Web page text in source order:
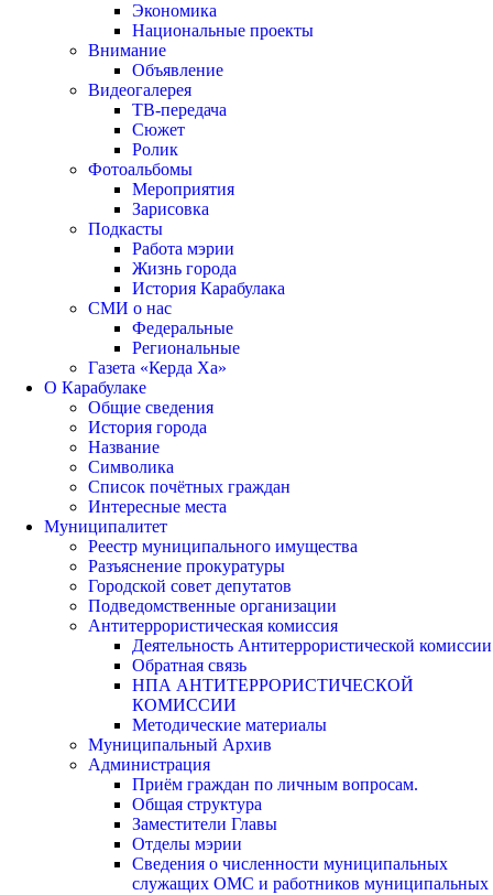
Экономика
Национальные проекты
Внимание
Объявление
Видеогалерея
ТВ-передача
Сюжет
Ролик
Фотоальбомы
Мероприятия
Зарисовка
Подкасты
Работа мэрии
Жизнь города
История Карабулака
СМИ о нас
Федеральные
Региональные
Газета «Керда Ха»
О Карабулаке
Общие сведения
История города
Название
Символика
Список почётных граждан
Интересные места
Муниципалитет
Реестр муниципального имущества
Разъяснение прокуратуры
Городской совет депутатов
Подведомственные организации
Антитеррористическая комиссия
Деятельность Антитеррористической комиссии
Обратная связь
НПА АНТИТЕРРОРИСТИЧЕСКОЙ
КОМИССИИ
Методические материалы
Муниципальный Архив
Администрация
Приём граждан по личным вопросам.
Общая структура
Заместители Главы
Отделы мэрии
Сведения о численности муниципальных
служащих ОМС и работников муниципальных